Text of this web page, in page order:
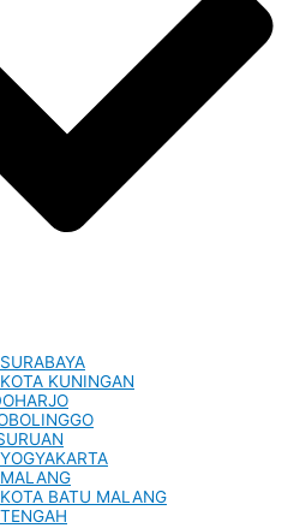
KUNINGAN
BATU MALANG